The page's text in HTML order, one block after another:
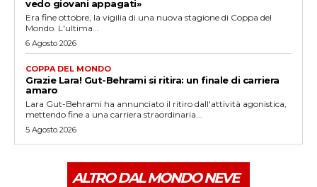
vedo giovani appagati»
Era fine ottobre, la vigilia di una nuova stagione di Coppa del
Mondo. L'ultima...
6 Agosto 2026
COPPA DEL MONDO
Grazie Lara! Gut-Behrami si ritira: un finale di carriera
amaro
Lara Gut-Behrami ha annunciato il ritiro dall'attività agonistica,
mettendo fine a una carriera straordinaria...
5 Agosto 2026
ALTRO DAL MONDO NEVE